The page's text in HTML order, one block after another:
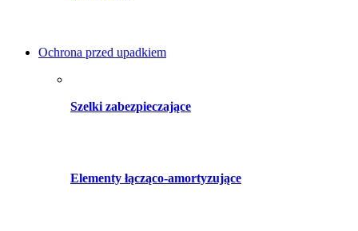
Ochrona przed upadkiem
Szelki zabezpieczające
Elementy łącząco-amortyzujące